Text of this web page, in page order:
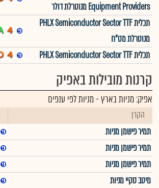
Equipment Providers מנוטרלת דולר
תכלית PHLX Semiconductor Sector TTF
מנוטרלת מט"ח
תכלית PHLX Semiconductor Sector TTF
קרנות מובילות באפיק
אפיק:מניות בארץ-מניות לפי ענפים
הקרן
תמיר פישמן מניות
תמיר פישמן מניות
תמיר פישמן מניות
מיטב סקיי מניות